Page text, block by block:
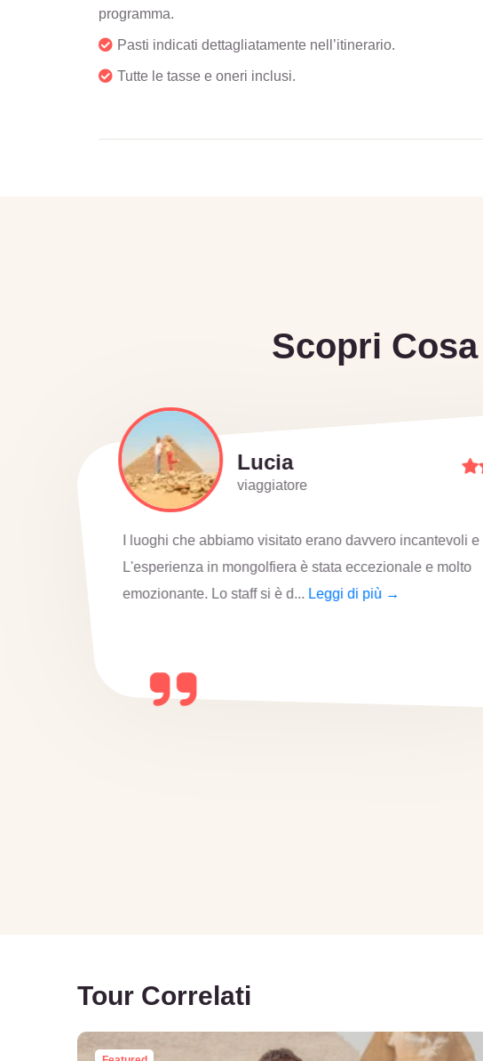
programma.
Pasti indicati dettagliatamente nell’itinerario.
Tutte le tasse e oneri inclusi.
Scopri
Lucia
viaggiatore
I luoghi che abbiamo visitato erano davvero incantevoli
L'esperienza in mongolfiera è stata eccezionale e molto
emozionante. Lo staff si è d... Leggi di più →
Tour Correlati